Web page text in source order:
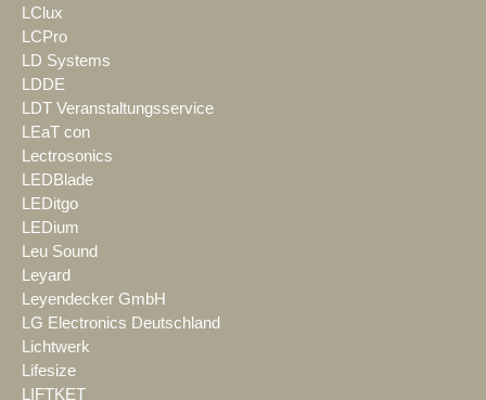
LClux
LCPro
LD Systems
LDDE
LDT Veranstaltungsservice
LEaT con
Lectrosonics
LEDBlade
LEDitgo
LEDium
Leu Sound
Leyard
Leyendecker GmbH
LG Electronics Deutschland
Lichtwerk
Lifesize
LIFTKET